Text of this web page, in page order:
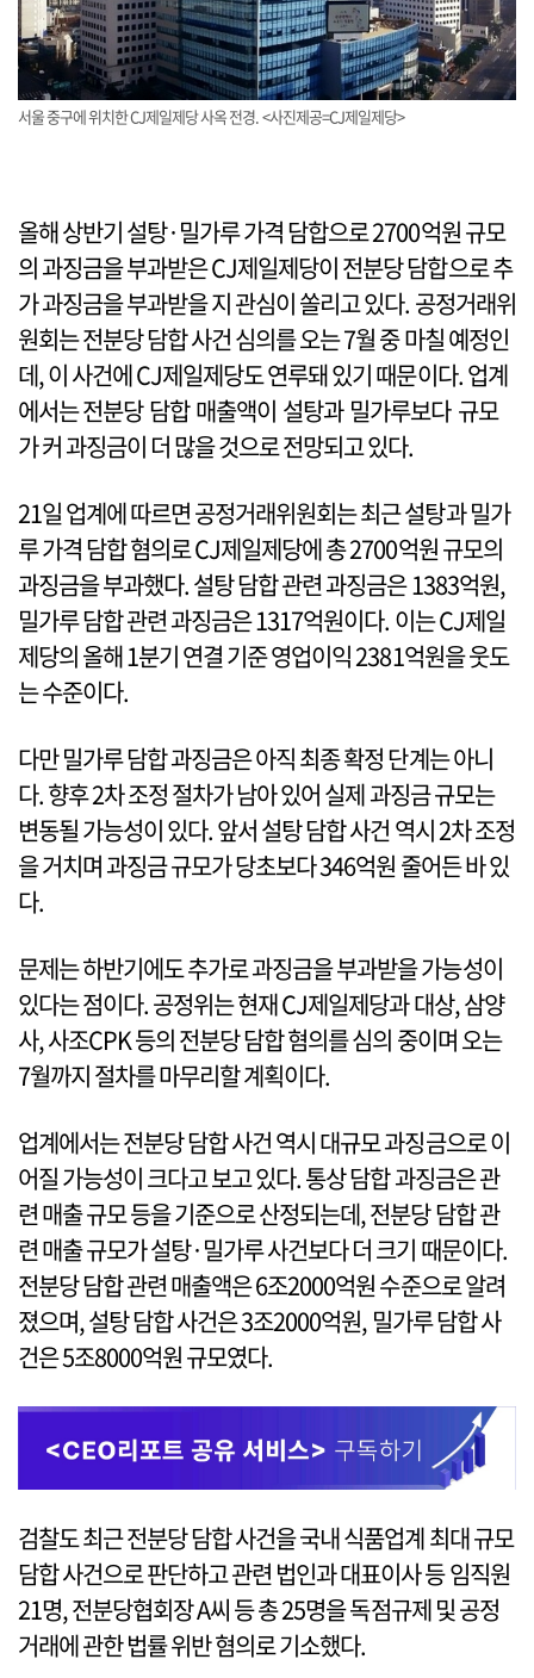
서울 중구에 위치한 CJ제일제당 사옥 전경. <사진제공=CJ제일제당>
올해 상반기 설탕·밀가루 가격 담합으로 2700억원 규모
의 과징금을 부과받은 CJ제일제당이 전분당 담합으로 추
가 과징금을 부과받을 지 관심이 쏠리고 있다. 공정거래위
원회는 전분당 담합 사건 심의를 오는 7월 중 마칠 예정인
데, 이 사건에 CJ제일제당도 연루돼 있기 때문이다. 업계
에서는 전분당 담합 매출액이 설탕과 밀가루보다 규모
가 커 과징금이 더 많을 것으로 전망되고 있다.
21일 업계에 따르면 공정거래위원회는 최근 설탕과 밀가
루 가격 담합 혐의로 CJ제일제당에 총 2700억원 규모의
과징금을 부과했다. 설탕 담합 관련 과징금은 1383억원,
밀가루 담합 관련 과징금은 1317억원이다. 이는 CJ제일
제당의 올해 1분기 연결 기준 영업이익 2381억원을 웃도
는 수준이다.
다만 밀가루 담합 과징금은 아직 최종 확정 단계는 아니
다. 향후 2차 조정 절차가 남아 있어 실제 과징금 규모는
변동될 가능성이 있다. 앞서 설탕 담합 사건 역시 2차 조정
을 거치며 과징금 규모가 당초보다 346억원 줄어든 바 있
다.
문제는 하반기에도 추가로 과징금을 부과받을 가능성이
있다는 점이다. 공정위는 현재 CJ제일제당과 대상, 삼양
사, 사조CPK 등의 전분당 담합 혐의를 심의 중이며 오는
7월까지 절차를 마무리할 계획이다.
업계에서는 전분당 담합 사건 역시 대규모 과징금으로 이
어질 가능성이 크다고 보고 있다. 통상 담합 과징금은 관
련 매출 규모 등을 기준으로 산정되는데, 전분당 담합 관
련 매출 규모가 설탕·밀가루 사건보다 더 크기 때문이다.
전분당 담합 관련 매출액은 6조2000억원 수준으로 알려
졌으며, 설탕 담합 사건은 3조2000억원, 밀가루 담합 사
건은 5조8000억원 규모였다.
검찰도 최근 전분당 담합 사건을 국내 식품업계 최대 규모
담합 사건으로 판단하고 관련 법인과 대표이사 등 임직원
21명, 전분당협회장 A씨 등 총 25명을 독점규제 및 공정
거래에 관한 법률 위반 혐의로 기소했다.